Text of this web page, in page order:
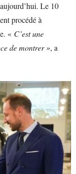
Le 10
procédé à
« C’est une
de montrer », a